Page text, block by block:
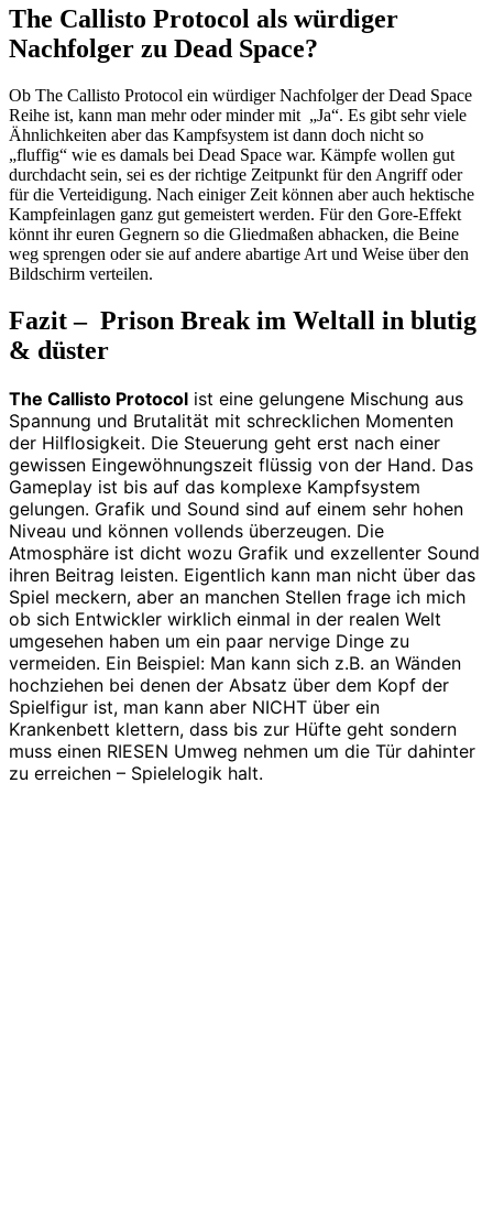
The Callisto Protocol als würdiger
Nachfolger zu Dead Space?
Ob The Callisto Protocol ein würdiger Nachfolger der Dead Space
Reihe ist, kann man mehr oder minder mit „Ja“. Es gibt sehr viele
Ähnlichkeiten aber das Kampfsystem ist dann doch nicht so
„fluffig“ wie es damals bei Dead Space war. Kämpfe wollen gut
durchdacht sein, sei es der richtige Zeitpunkt für den Angriff oder
für die Verteidigung. Nach einiger Zeit können aber auch hektische
Kampfeinlagen ganz gut gemeistert werden. Für den Gore-Effekt
könnt ihr euren Gegnern so die Gliedmaßen abhacken, die Beine
weg sprengen oder sie auf andere abartige Art und Weise über den
Bildschirm verteilen.
Fazit – Prison Break im Weltall in blutig
& düster
The Callisto Protocol ist eine gelungene Mischung aus
Spannung und Brutalität mit schrecklichen Momenten
der Hilflosigkeit. Die Steuerung geht erst nach einer
gewissen Eingewöhnungszeit flüssig von der Hand. Das
Gameplay ist bis auf das komplexe Kampfsystem
gelungen. Grafik und Sound sind auf einem sehr hohen
Niveau und können vollends überzeugen. Die
Atmosphäre ist dicht wozu Grafik und exzellenter Sound
ihren Beitrag leisten. Eigentlich kann man nicht über das
Spiel meckern, aber an manchen Stellen frage ich mich
ob sich Entwickler wirklich einmal in der realen Welt
umgesehen haben um ein paar nervige Dinge zu
vermeiden. Ein Beispiel: Man kann sich z.B. an Wänden
hochziehen bei denen der Absatz über dem Kopf der
Spielfigur ist, man kann aber NICHT über ein
Krankenbett klettern, dass bis zur Hüfte geht sondern
muss einen RIESEN Umweg nehmen um die Tür dahinter
zu erreichen – Spielelogik halt.